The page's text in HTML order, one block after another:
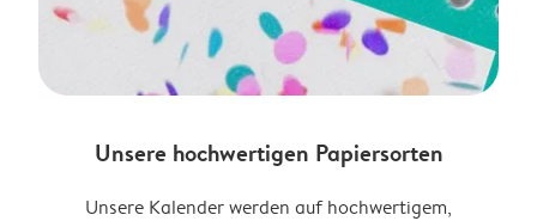
Unsere hochwertigen Papiersorten
Unsere Kalender werden auf hochwertigem,